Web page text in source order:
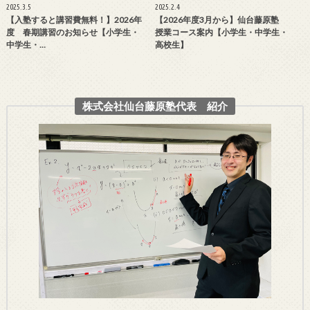
2025.3.5
【入塾すると講習費無料！】2026年
度 春期講習のお知らせ【小学生・
中学生・…
2025.2.4
【2026年度3月から】仙台藤原塾
授業コース案内【小学生・中学生・
高校生】
株式会社仙台藤原塾代表 紹介